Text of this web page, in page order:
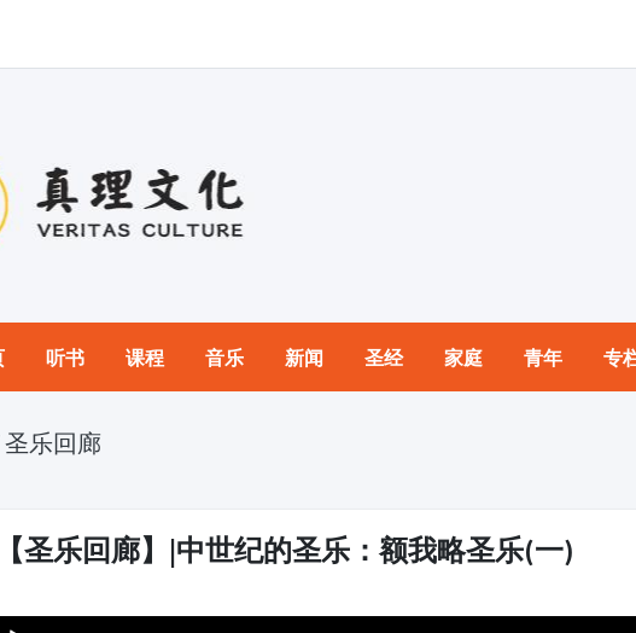
听书 课程 音乐 新闻 圣经 家庭 青年 专
圣乐回廊
【圣乐回廊】|中世纪的圣乐：额我略圣乐(一)